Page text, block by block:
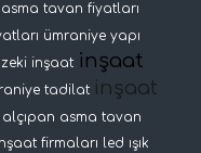
tavan fiyatları
ümraniye yapı
zeki inşaat inşaat
tadilat inşaat
alçıpan asma tavan
firmaları led ışık